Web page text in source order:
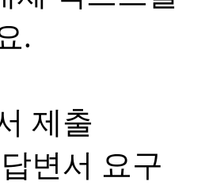
제출
변서 요구